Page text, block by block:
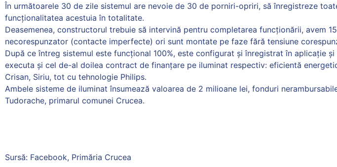
În următoarele 30 de zile sistemul are nevoie de 30 de porniri-opriri, să înregistreze
funcționalitatea acestuia în totalitate.
Deasemenea, constructorul trebuie să intervină pentru completarea funcționării, avem
necorespunzator (contacte imperfecte) ori sunt montate pe faze fără tensiune
După ce întreg sistemul este funcțional 100%, este configurat și înregistrat în aplicație
executa și cel de-al doilea contract de finanțare pe iluminat respectiv: eficientă
Crisan, Siriu, tot cu tehnologie Philips.
Ambele sisteme de iluminat însumează valoarea de 2 milioane lei, fonduri
Tudorache, primarul comunei Crucea.
Sursă: Facebook, Primăria Crucea